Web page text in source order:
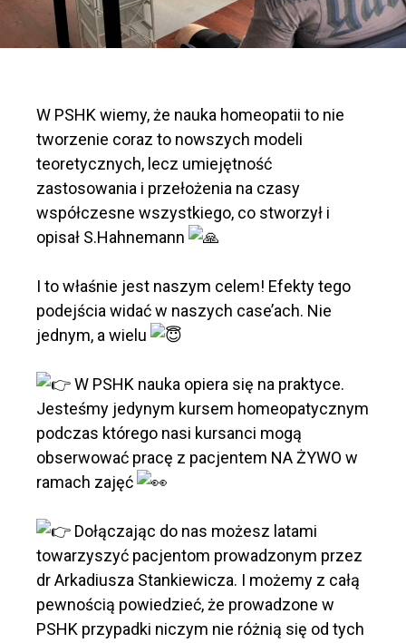
W PSHK wiemy, że nauka homeopatii to nie
tworzenie coraz to nowszych modeli
teoretycznych, lecz umiejętność
zastosowania i przełożenia na czasy
współczesne wszystkiego, co stworzył i
opisał S.Hahnemann
I to właśnie jest naszym celem! Efekty tego
podejścia widać w naszych case’ach. Nie
jednym, a wielu
W PSHK nauka opiera się na praktyce.
Jesteśmy jedynym kursem homeopatycznym
podczas którego nasi kursanci mogą
obserwować pracę z pacjentem NA ŻYWO w
ramach zajęć
Dołączając do nas możesz latami
towarzyszyć pacjentom prowadzonym przez
dr Arkadiusza Stankiewicza. I możemy z całą
pewnością powiedzieć, że prowadzone w
PSHK przypadki niczym nie różnią się od tych